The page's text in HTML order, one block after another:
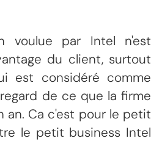
voulue par Intel n'est
du client, surtout
est considéré comme
de ce que la firme
an. Ca c'est pour le petit
le petit business Intel